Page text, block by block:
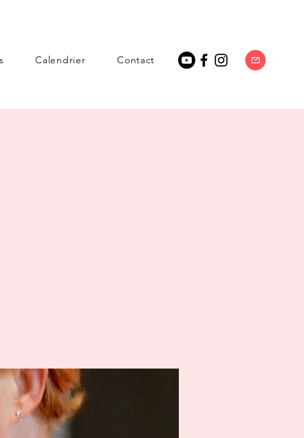
Calendrier Contact